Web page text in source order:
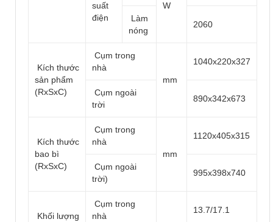
suất
điện
W
Làm
nóng
2060
Kích thước
sản phẩm
(RxSxC)
Cụm trong
nhà
mm
1040x220x327
Cụm ngoài
trời
890x342x673
Kích thước
bao bì
(RxSxC)
Cụm trong
nhà
mm
1120x405x315
Cụm ngoài
trời)
995x398x740
Khối lượng
Cụm trong
nhà
13.7/17.1